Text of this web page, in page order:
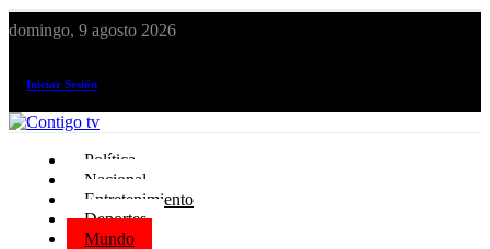
domingo, 9 agosto 2026
Iniciar Sesión
Política
Nacional
Entretenimiento
Deportes
Mundo